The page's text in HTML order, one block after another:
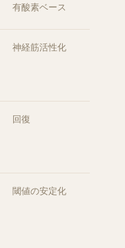
有酸素ベース
神経筋活性化
回復
閾値の安定化